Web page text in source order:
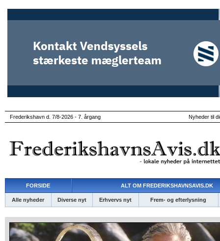
Frederikshavn d. 7/8-2026 - 7. årgang Nyheder til
FORSIDE ALT OM FREDERIKSHAVNSAVIS.DK
Alle nyheder Diverse nyt Erhvervs nyt Frem- og efterlysning